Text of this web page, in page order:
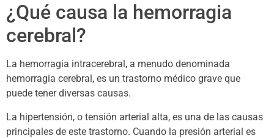
¿Qué causa la hemorragia
cerebral?
La hemorragia intracerebral, a menudo denominada
hemorragia cerebral, es un trastorno médico grave que
puede tener diversas causas.
La hipertensión, o tensión arterial alta, es una de las causas
principales de este trastorno. Cuando la presión arterial es